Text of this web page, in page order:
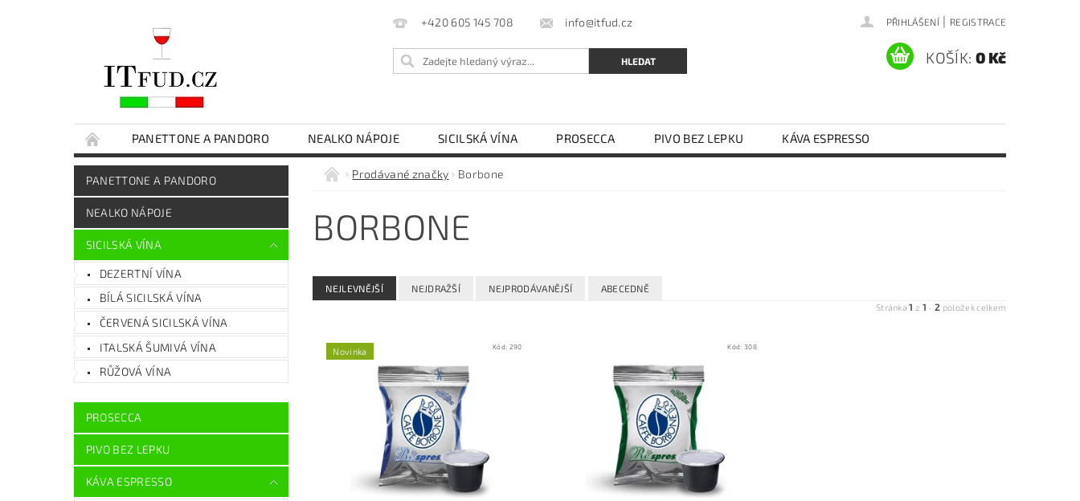
+420 605 145 708 info@itfud.cz PŘIHLÁŠENÍ | REGISTRACE
KOŠÍK: 0 Kč
PANETTONE A PANDORO NEALKO NÁPOJE SICILSKÁ VÍNA PROSECCA PIVO BEZ LEPKU
KÁVA ESPRESSO
ČOKOLÁDY
EXTRA PANENSKÝ OLIVOVÝ OLEJ OCET
SICILSKÉ DELIKATESY
DÁRKOVÉ BALENÍ
PANETTONE A PANDORO
NEALKO NÁPOJE
SICILSKÁ VÍNA
DEZERTNÍ VÍNA
BÍLÁ SICILSKÁ VÍNA
ČERVENÁ SICILSKÁ VÍNA
ITALSKÁ ŠUMIVÁ VÍNA
RŮŽOVÁ VÍNA
PROSECCA
PIVO BEZ LEPKU
KÁVA ESPRESSO
Prodávané značky Borbone
BORBONE
NEJLEVNĚJŠÍ NEJDRAŽŠÍ NEJPRODÁVANĚJŠÍ ABECEDNĚ
Stránka1 z 1 -2 položek celkem
Novinka Kód: 290 Kód:308